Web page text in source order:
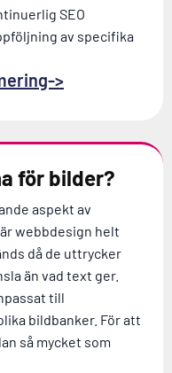
SEO
av specifika
>
för bilder?
aspekt av
webbdesign helt
då de uttrycker
än vad text ger.
till
bildbanker. För att
så mycket som